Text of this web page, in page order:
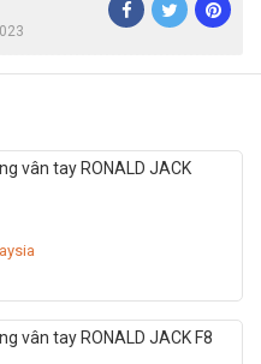
vân tay RONALD JACK
vân tay RONALD JACK F8